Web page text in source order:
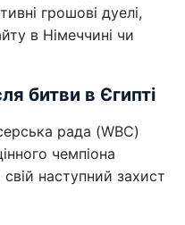
грошові дуелі,
в Німеччині чи
битви в Єгипті
рада (WBC)
чемпіона
наступний захист